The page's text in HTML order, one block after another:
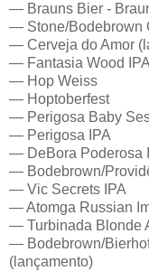
— Brauns Bier -
— Stone/Bodebrown
— Cerveja do Amor
— Fantasia Wood
— Hop Weiss
— Hoptoberfest
— Perigosa Baby
— Perigosa IPA
— DeBora Poderosa
— Bodebrown/
— Vic Secrets IPA
— Atomga Russian
— Turbinada Blonde
— Bodebrown/
(lançamento)